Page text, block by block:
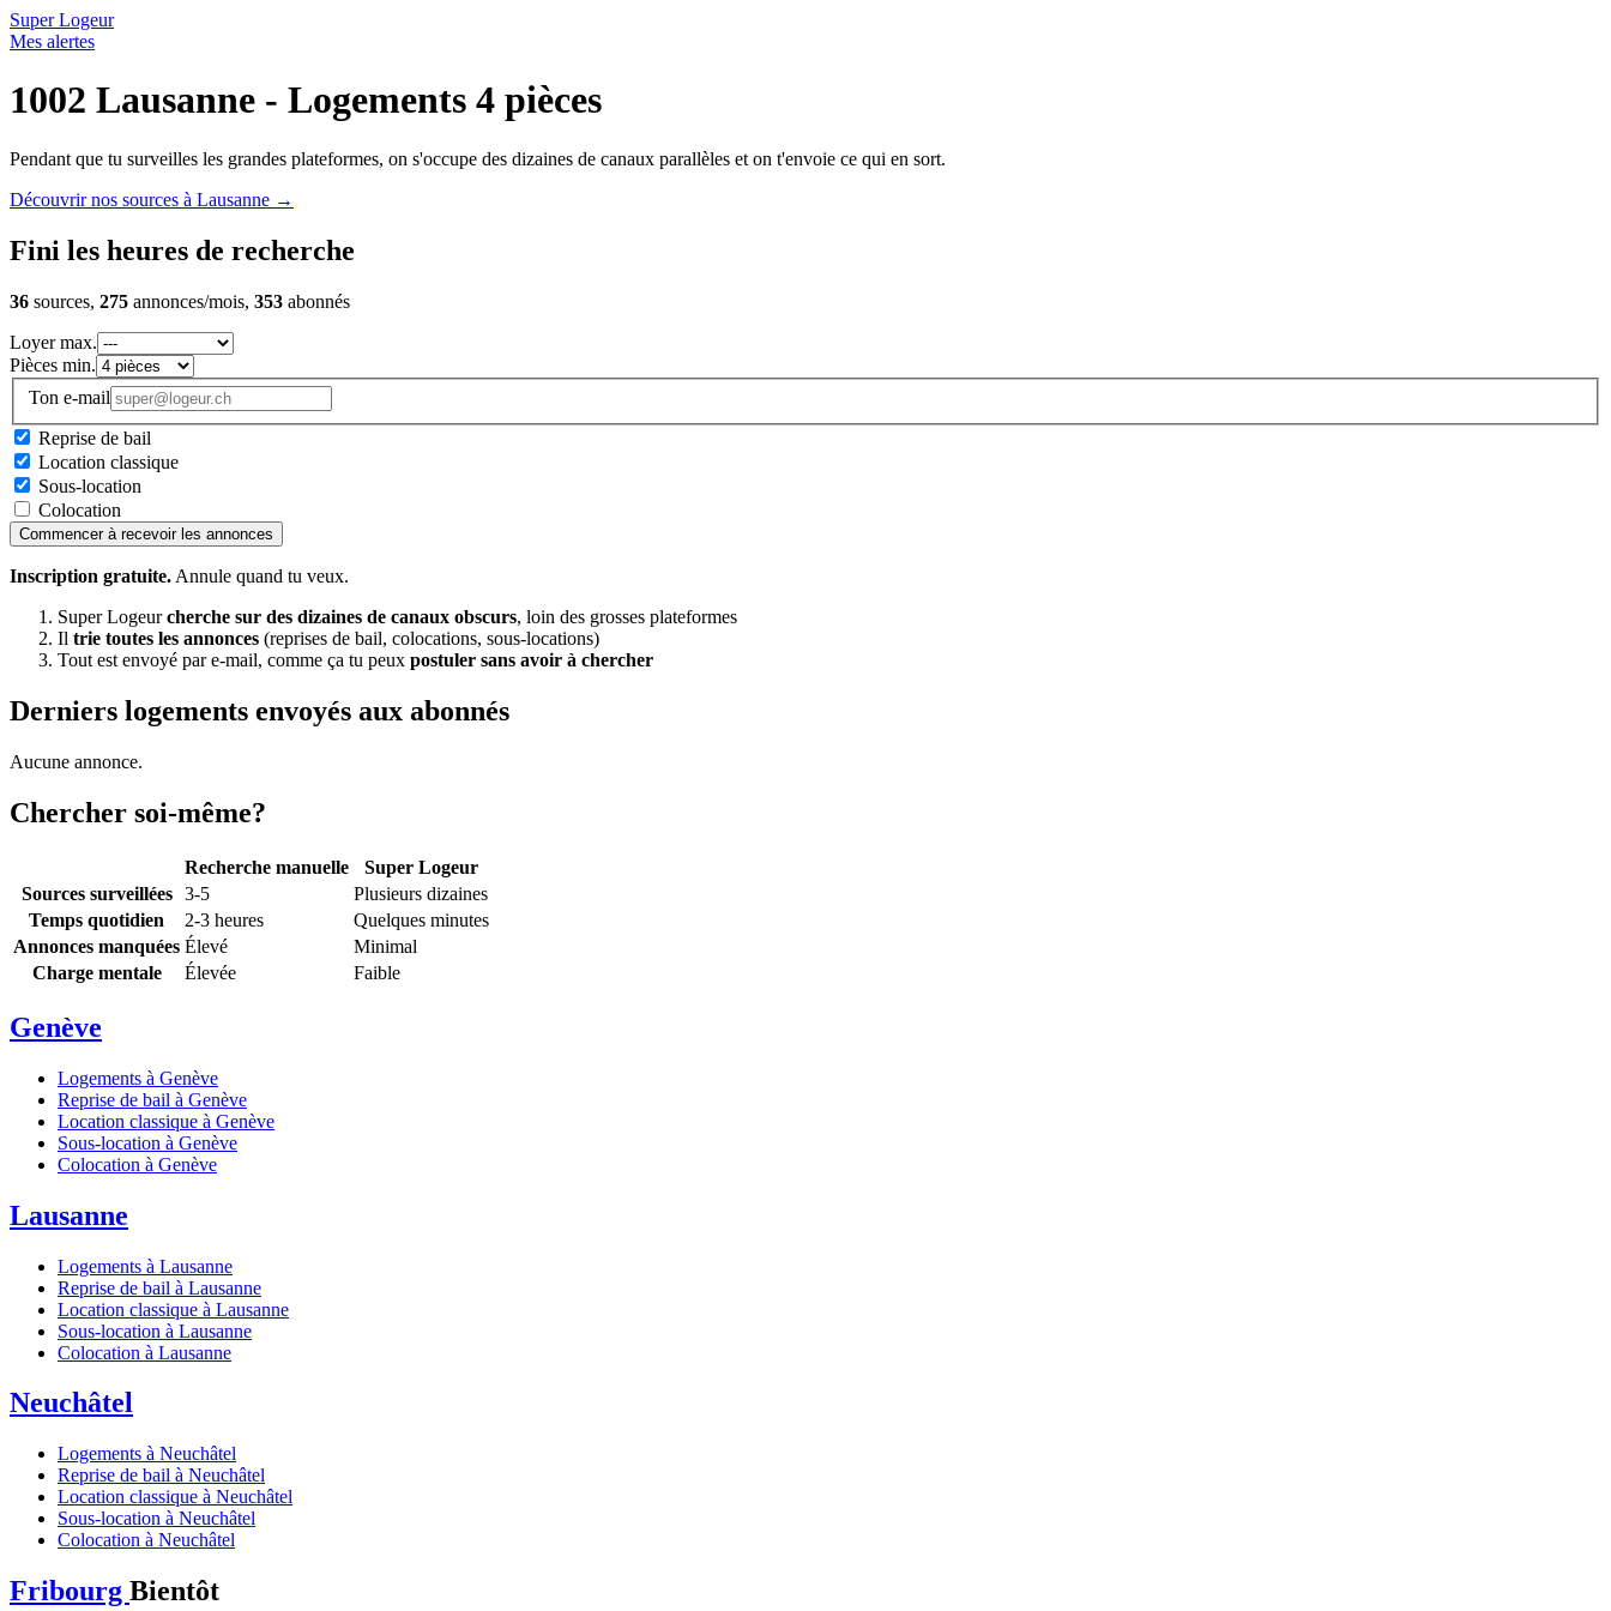
Super Logeur
Mes alertes
1002 Lausanne - Logements 4 pièces
Pendant que tu surveilles les grandes plateformes, on s'occupe des dizaines de canaux parallèles et on t'envoie ce qui en sort.
Découvrir nos sources à Lausanne →
Fini les heures de recherche
36 sources, 275 annonces/mois, 353 abonnés
Loyer max.
Pièces min.
Ton e-mail
Reprise de bail
Location classique
Sous-location
Colocation
Commencer à recevoir les annonces
Inscription gratuite. Annule quand tu veux.
Super Logeurcherche sur des dizaines de canaux obscurs, loin des grosses plateformes
Il trie toutes les annonces (reprises de bail, colocations, sous-locations)
Tout est envoyé par e-mail, comme ça tu peux postuler sans avoir à chercher
Derniers logements envoyés aux abonnés
Aucune annonce.
Chercher soi-même?
Recherche manuelle
Super Logeur
Sources surveillées
3-5
Plusieurs dizaines
Temps quotidien
2-3 heures
Quelques minutes
Annonces manquées Élevé
Minimal
Charge mentale
Élevée Faible
Genève
Logements à Genève
Reprise de bail à Genève
Location classique à Genève
Sous-location à Genève
Colocation à Genève
Lausanne
Logements à Lausanne
Reprise de bail à Lausanne
Location classique à Lausanne
Sous-location à Lausanne
Colocation à Lausanne
Neuchâtel
Logements à Neuchâtel
Reprise de bail à Neuchâtel
Location classique à Neuchâtel
Sous-location à Neuchâtel
Colocation à Neuchâtel
Fribourg Bientôt